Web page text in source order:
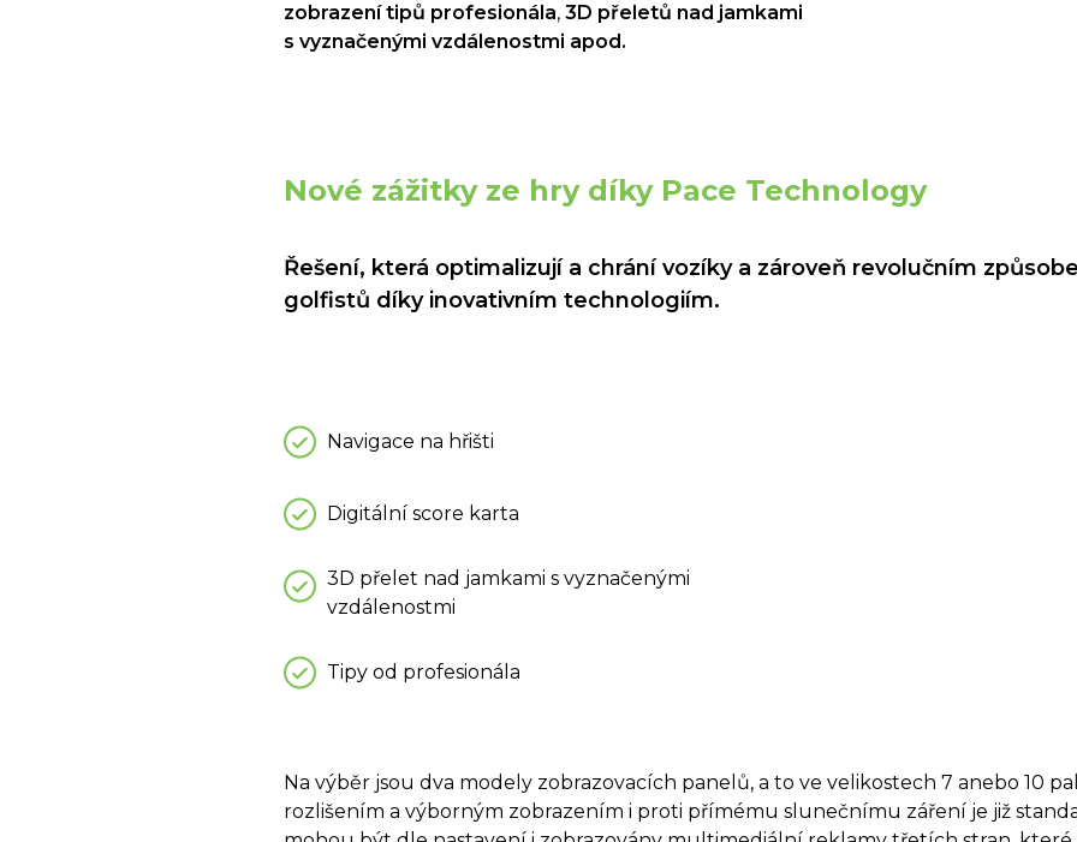
zobrazení tipů profesionála, 3D přeletů nad jamkami
s vyznačenými vzdálenostmi apod.
Nové zážitky ze hry díky Pace Technology
Řešení, která optimalizují a chrání vozíky a zároveň revolučním
golfistů díky inovativním technologiím.
Navigace na hřišti
Digitální score karta
3D přelet nad jamkami s vyznačenými
vzdálenostmi
Tipy od profesionála
Na výběr jsou dva modely zobrazovacích panelů, a to ve velikostech 7 anebo 10
rozlišením a výborným zobrazením i proti přímému slunečnímu záření je již